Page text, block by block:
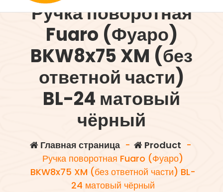
Ручка поворотная
Fuaro (Фуаро)
BKW8x75 XM (без
ответной части)
BL-24 матовый
чёрный
Главная страница - Product -
Ручка поворотная Fuaro (Фуаро)
BKW8x75 XM (без ответной части) BL-
24 матовый чёрный